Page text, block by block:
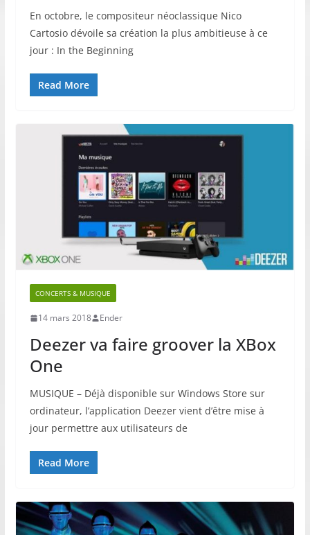
En octobre, le compositeur néoclassique Nico
Cartosio dévoile sa création la plus ambitieuse à ce
jour : In the Beginning
Read More
CONCERTS & MUSIQUE
14 mars 2018 Ender
Deezer va faire groover la XBox
One
MUSIQUE – Déjà disponible sur Windows Store sur
ordinateur, l’application Deezer vient d’être mise à
jour permettre aux utilisateurs de
Read More